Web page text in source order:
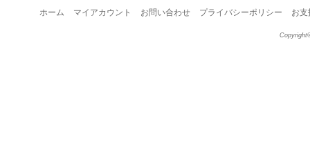
ホーム マイアカウント お問い合わせ プライバシーポリシー お